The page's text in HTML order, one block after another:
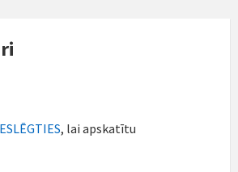
, lai apskatītu